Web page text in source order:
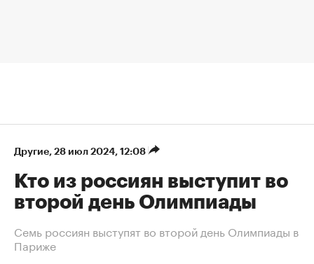
Другие⁠, 28 июл 2024, 12:08
Кто из россиян выступит во
второй день Олимпиады
Семь россиян выступят во второй день Олимпиады в
Париже